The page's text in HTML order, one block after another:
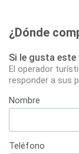
¿Dónde
Si le gusta este
El operador
responder a sus
Nombre
Teléfono